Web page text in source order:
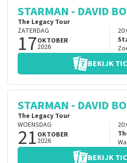
STARMAN - DAVID
The Legacy Tour
ZATERDAG
17OKTOBER
2026
BEKIJK
STARMAN - DAVID
The Legacy Tour
WOENSDAG
21 OKTOBER
2026
BEKIJK